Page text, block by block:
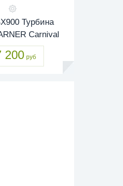
Турбина
Carnival
200 руб